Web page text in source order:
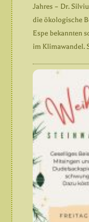
Jahres – Dr.
die ökologische
Espe bekannten
im Klimawandel.